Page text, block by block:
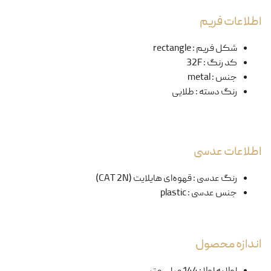
اطلاعات فریم
شکل فریم:
rectangle
کد رنگ:
32F
جنس:
metal
رنگ دسته:طلایی
اطلاعات عدسی
رنگ عدسی:قهوه‌ای هایلایت (CAT 2N)
جنس عدسی:
plastic
اندازه محصول